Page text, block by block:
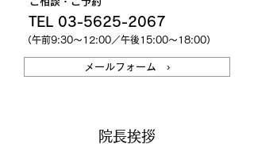
TEL 03-5625-2067
（午前9:30～12:00／午後15:00～18:00）
メールフォーム ›
院長挨拶